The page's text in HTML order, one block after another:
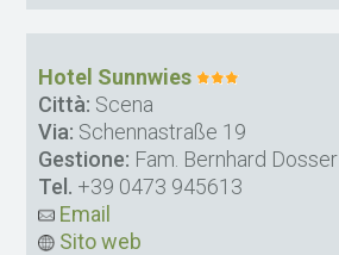
Hotel Sunnwies
Città: Scena
Via: Schennastraße 19
Gestione: Fam. Bernhard Dosser
Tel. +39 0473 945613
Email
Sito web